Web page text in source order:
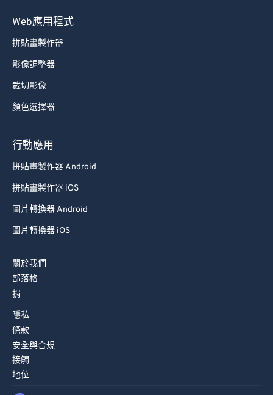
Web應用程式
拼貼畫製作器
影像調整器
裁切影像
顏色選擇器
行動應用
拼貼畫製作器 Android
拼貼畫製作器 iOS
圖片轉換器 Android
圖片轉換器 iOS
關於我們
部落格
捐
隱私
條款
安全與合規
接觸
地位